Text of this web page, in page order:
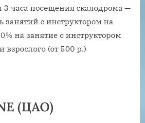
3 часа посещения скалодрома —
занятий с инструктором на
на занятие с инструктором
взрослого (от 500 р.)
(ЦАО)